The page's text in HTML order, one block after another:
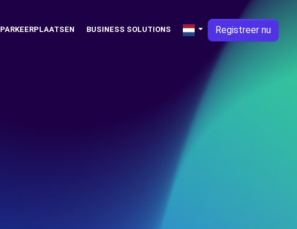
PARKEERPLAATSEN BUSINESS SOLUTIONS Registreer nu